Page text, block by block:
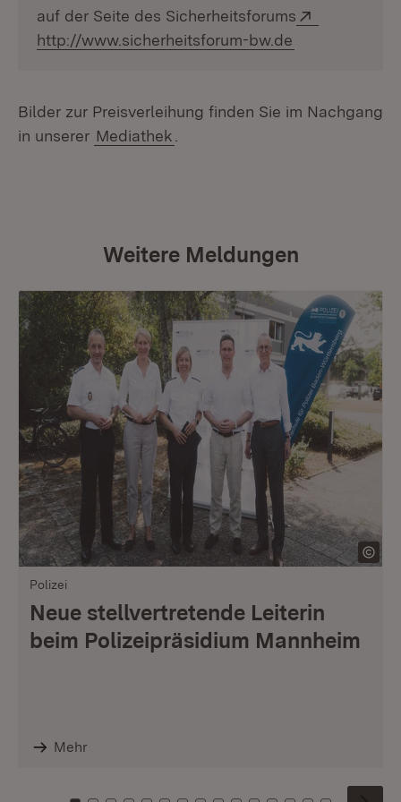
auf der Seite des Sicherheitsforums
http://www.sicherheitsforum-bw.de
Bilder zur Preisverleihung finden Sie im Nachgang
in unserer Mediathek
Weitere Meldungen
Polizei
Neue stellvertretende Leiterin
beim Polizeipräsidium Mannheim
Mehr